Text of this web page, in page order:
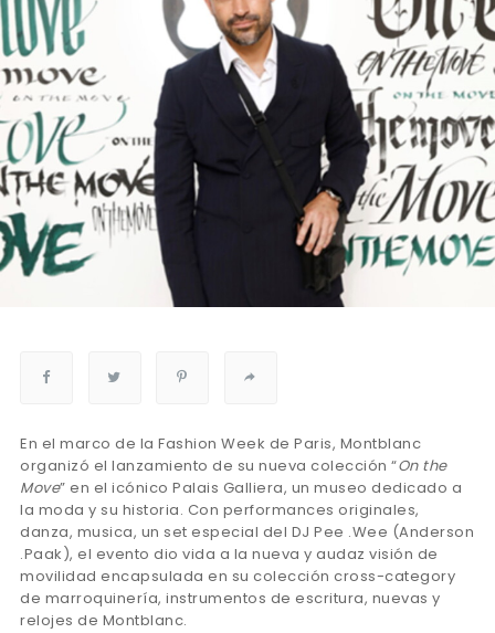
En el marco de la Fashion Week de Paris, Montblanc
organizó el lanzamiento de su nueva colección “On the
Move” en el icónico Palais Galliera, un museo dedicado a
la moda y su historia. Con performances originales,
danza, musica, un set especial del DJ Pee .Wee (Anderson
.Paak), el evento dio vida a la nueva y audaz visión de
movilidad encapsulada en su colección cross-category
de marroquinería, instrumentos de escritura, nuevas y
relojes de Montblanc.